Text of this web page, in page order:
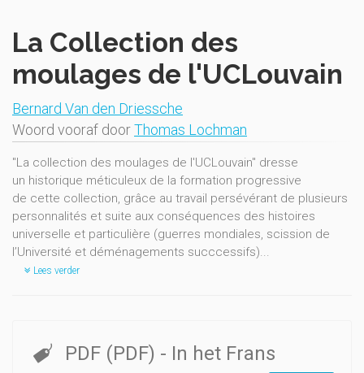
La Collection des
moulages de l'UCLouvain
Bernard Van den Driessche
Woord vooraf doorThomas Lochman
"La collection des moulages de l'UCLouvain" dresse
un historique méticuleux de la formation progressive
de cette collection, grâce au travail persévérant de plusieurs
personnalités et suite aux conséquences des histoires
universelle et particulière (guerres mondiales, scission de
l’Université et déménagements succcessifs)...
Lees verder
PDF (PDF) - In het Frans